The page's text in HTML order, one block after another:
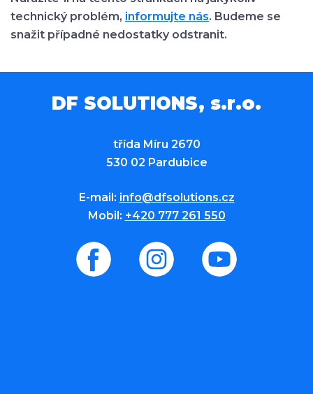
technický problém, informujte nás. Budeme se
snažit případné nedostatky odstranit.
DF SOLUTIONS, s.r.o.
třída Míru 2670
530 02 Pardubice
E-mail: info@dfsolutions.cz
Mobil: +420 777 261 550